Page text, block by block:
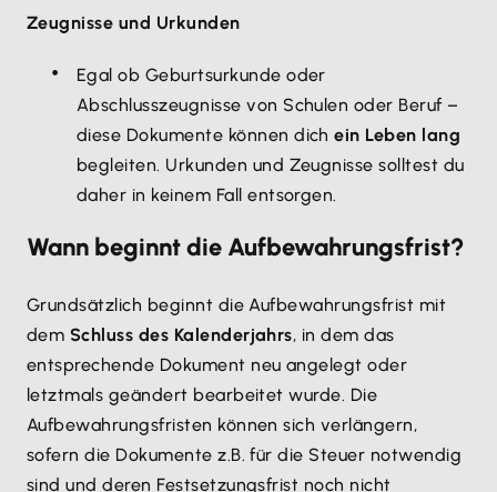
Zeugnisse und Urkunden
Egal ob Geburtsurkunde oder
Abschlusszeugnisse von Schulen oder Beruf –
diese Dokumente können dichein Leben lang
begleiten. Urkunden und Zeugnisse solltest du
daher in keinem Fall entsorgen.
Wann beginnt die Aufbewahrungsfrist?
Grundsätzlich beginnt die Aufbewahrungsfrist mit
dem Schluss des Kalenderjahrs, in dem das
entsprechende Dokument neu angelegt oder
letztmals geändert bearbeitet wurde. Die
Aufbewahrungsfristen können sich verlängern,
sofern die Dokumente z.B. für die Steuer notwendig
sind und deren Festsetzungsfrist noch nicht